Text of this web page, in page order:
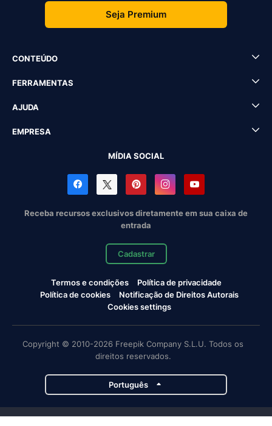
Seja Premium
CONTEÚDO
FERRAMENTAS
AJUDA
EMPRESA
MÍDIA SOCIAL
Receba recursos exclusivos diretamente em sua caixa de
entrada
Cadastrar
Termos e condições
Política de privacidade
Política de cookies
Notificação de Direitos Autorais
Cookies settings
Copyright © 2010-2026 Freepik Company S.L.U. Todos os
direitos reservados.
Português